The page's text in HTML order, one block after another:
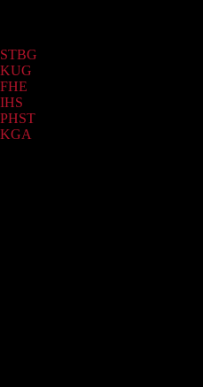
STBG
KUG
FHE
IHS
PHST
KGA